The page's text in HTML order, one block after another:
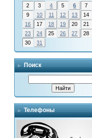
2
3 4 5 6 7
9
10 11 12 13 14
16
17 18 19 20 21
23
24 25 26 27 28
30
31
Поиск
Телефоны